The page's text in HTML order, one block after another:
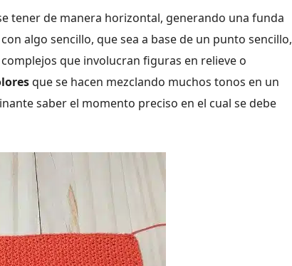
tener de manera horizontal, generando una funda
algo sencillo, que sea a base de un punto sencillo,
que involucran figuras en relieve o
que se hacen mezclando muchos tonos en un
saber el momento preciso en el cual se debe